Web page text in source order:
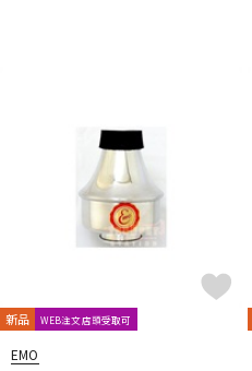
新品 WEB注文店頭受取可
EMO